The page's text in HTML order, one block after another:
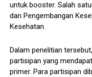
untuk booster. Salah
dan Pengembangan
Kesehatan.
Dalam penelitian
partisipan yang
primer. Para partisipan